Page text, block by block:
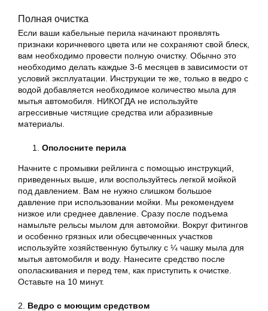
Полная очистка
Если ваши кабельные перила начинают проявлять
признаки коричневого цвета или не сохраняют свой блеск,
вам необходимо провести полную очистку. Обычно это
необходимо делать каждые 3-6 месяцев в зависимости от
условий эксплуатации. Инструкции те же, только в ведро с
водой добавляется необходимое количество мыла для
мытья автомобиля. НИКОГДА не используйте
агрессивные чистящие средства или абразивные
материалы.
Ополосните перила
Начните с промывки рейлинга с помощью инструкций,
приведенных выше, или воспользуйтесь легкой мойкой
под давлением. Вам не нужно слишком большое
давление при использовании мойки. Мы рекомендуем
низкое или среднее давление. Сразу после подъема
намыльте рельсы мылом для автомойки. Вокруг фитингов
и особенно грязных или обесцвеченных участков
используйте хозяйственную бутылку с ¼ чашку мыла для
мытья автомобиля и воду. Нанесите средство после
ополаскивания и перед тем, как приступить к очистке.
Оставьте на 10 минут.
2. Ведро с моющим средством